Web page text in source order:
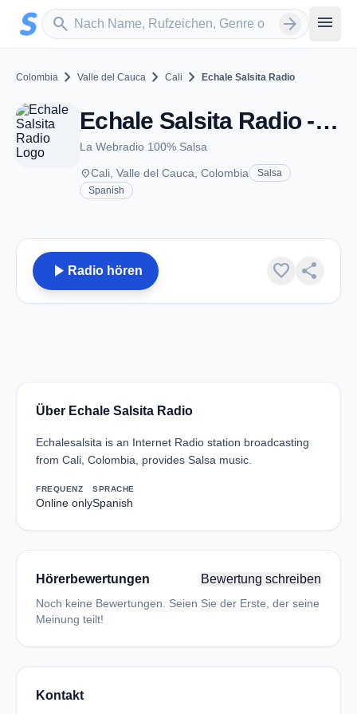
Zum Hauptinhalt springen
search
Sender suchen arrow_forward menu
Colombia chevron_right Valle del Cauca chevron_right Cali chevron_right Echale Salsita Radio
Echale Salsita Radio - Cali
La Webradio 100% Salsa
placeCali, Valle del Cauca, Colombia
Salsa
Spanish
play_arrow Radio hören favorite share
Über Echale Salsita Radio
Echalesalsita is an Internet Radio station broadcasting
from Cali, Colombia, provides Salsa music.
FREQUENZ
Online only
SPRACHE
Spanish
Hörerbewertungen Bewertung schreiben
Noch keine Bewertungen. Seien Sie der Erste, der seine
Meinung teilt!
Kontakt